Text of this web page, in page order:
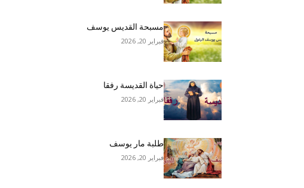
مسبحة القديس يوسف
فبراير 20, 2026
حياة القديسة رفقا
فبراير 20, 2026
طلبة مار يوسف
فبراير 20, 2026